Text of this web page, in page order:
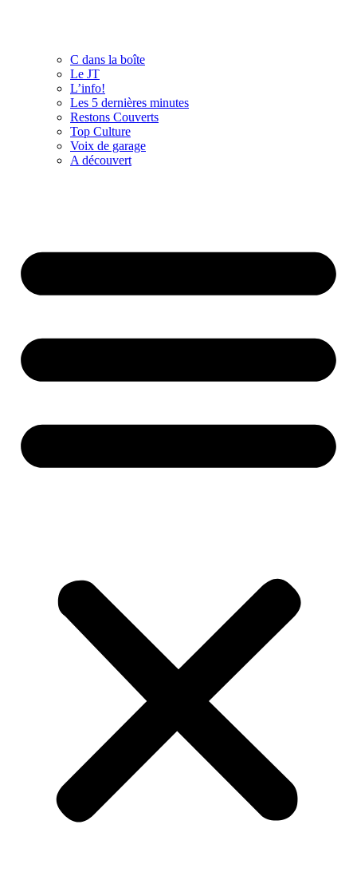
C dans la boîte
Le JT
L’info!
Les 5 dernières minutes
Restons Couverts
Top Culture
Voix de garage
A découvert